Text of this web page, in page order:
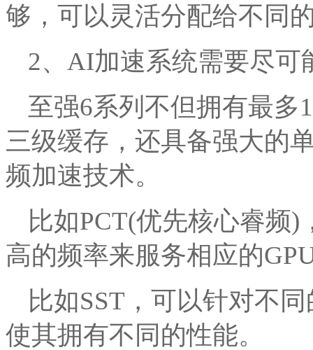
够，可以灵活分配给不同
2、AI加速系统需要尽可
至强6系列不但拥有最多
三级缓存，还具备强大的
频加速技术。
比如PCT(优先核心睿频
高的频率来服务相应的
比如SST，可以针对不
使其拥有不同的性能。